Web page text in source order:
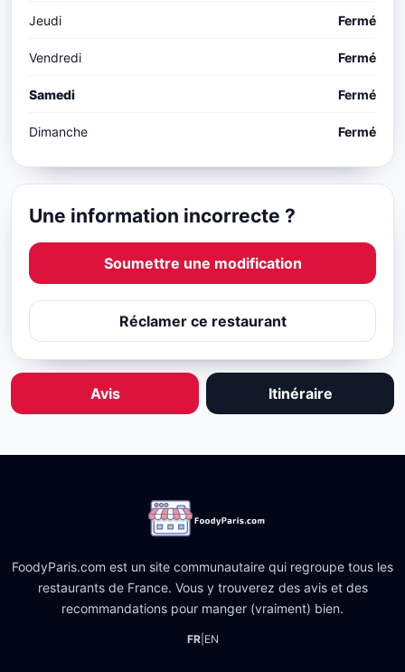
Jeudi Fermé
Vendredi Fermé
Samedi Fermé
Dimanche Fermé
Une information incorrecte ?
Soumettre une modification
Réclamer ce restaurant
Avis Itinéraire
FoodyParis.com est un site communautaire qui regroupe tous les
restaurants de France. Vous y trouverez des avis et des
recommandations pour manger (vraiment) bien.
FR| EN